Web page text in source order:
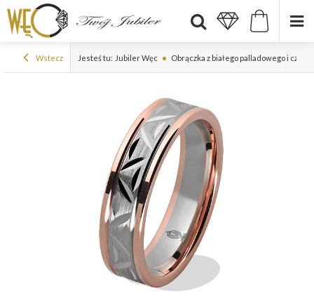
Wstecz Jesteś tu: Jubiler Węc Obrączka z białego palladowego i